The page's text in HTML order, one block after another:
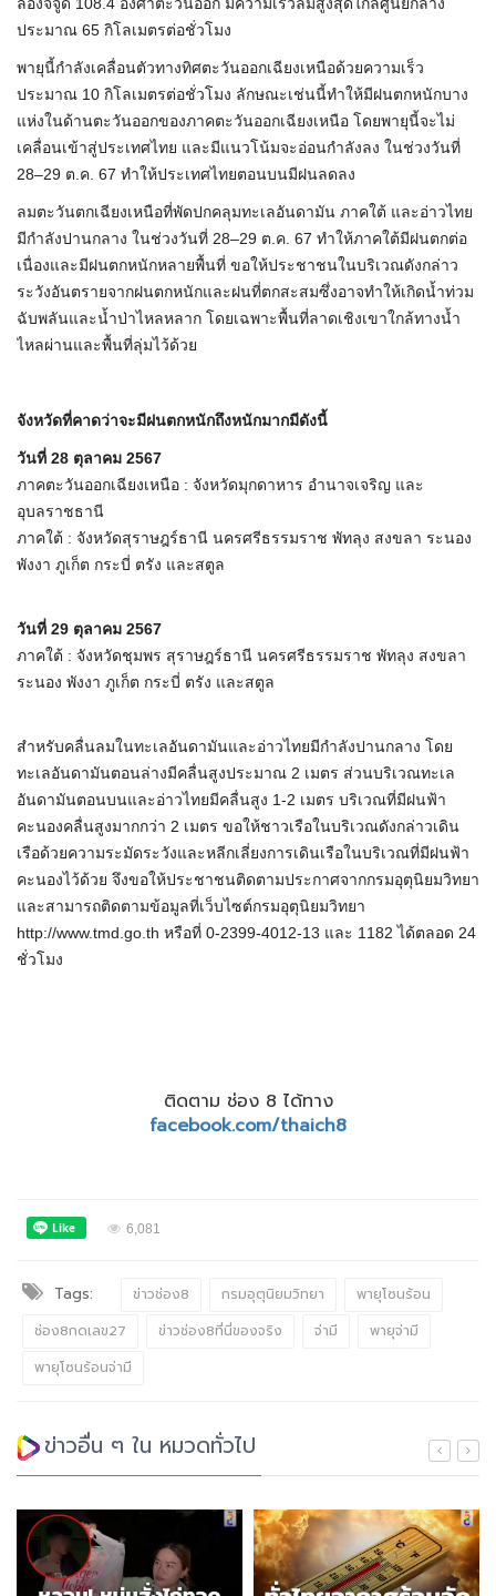
ลองจิจูด 108.4 องศาตะวันออก มีความเร็วลมสูงสุดใกล้ศูนย์กลาง
ประมาณ 65 กิโลเมตรต่อชั่วโมง
พายุนี้กำลังเคลื่อนตัวทางทิศตะวันออกเฉียงเหนือด้วยความเร็ว
ประมาณ 10 กิโลเมตรต่อชั่วโมง ลักษณะเช่นนี้ทำให้มีฝนตกหนักบาง
แห่งในด้านตะวันออกของภาคตะวันออกเฉียงเหนือ โดยพายุนี้จะไม่
เคลื่อนเข้าสู่ประเทศไทย และมีแนวโน้มจะอ่อนกำลังลง ในช่วงวันที่
28–29 ต.ค. 67 ทำให้ประเทศไทยตอนบนมีฝนลดลง
ลมตะวันตกเฉียงเหนือที่พัดปกคลุมทะเลอันดามัน ภาคใต้ และอ่าวไทย
มีกำลังปานกลาง ในช่วงวันที่ 28–29 ต.ค. 67 ทำให้ภาคใต้มีฝนตกต่อ
เนื่องและมีฝนตกหนักหลายพื้นที่ ขอให้ประชาชนในบริเวณดังกล่าว
ระวังอันตรายจากฝนตกหนักและฝนที่ตกสะสมซึ่งอาจทำให้เกิดน้ำท่วม
ฉับพลันและน้ำป่าไหลหลาก โดยเฉพาะพื้นที่ลาดเชิงเขาใกล้ทางน้ำ
ไหลผ่านและพื้นที่ลุ่มไว้ด้วย
จังหวัดที่คาดว่าจะมีฝนตกหนักถึงหนักมากมีดังนี้
วันที่ 28 ตุลาคม 2567
ภาคตะวันออกเฉียงเหนือ : จังหวัดมุกดาหาร อำนาจเจริญ และ
อุบลราชธานี
ภาคใต้ : จังหวัดสุราษฎร์ธานี นครศรีธรรมราช พัทลุง สงขลา ระนอง
พังงา ภูเก็ต กระบี่ ตรัง และสตูล
วันที่ 29 ตุลาคม 2567
ภาคใต้ : จังหวัดชุมพร สุราษฎร์ธานี นครศรีธรรมราช พัทลุง สงขลา
ระนอง พังงา ภูเก็ต กระบี่ ตรัง และสตูล
สำหรับคลื่นลมในทะเลอันดามันและอ่าวไทยมีกำลังปานกลาง โดย
ทะเลอันดามันตอนล่างมีคลื่นสูงประมาณ 2 เมตร ส่วนบริเวณทะเล
อันดามันตอนบนและอ่าวไทยมีคลื่นสูง 1-2 เมตร บริเวณที่มีฝนฟ้า
คะนองคลื่นสูงมากกว่า 2 เมตร ขอให้ชาวเรือในบริเวณดังกล่าวเดิน
เรือด้วยความระมัดระวังและหลีกเลี่ยงการเดินเรือในบริเวณที่มีฝนฟ้า
คะนองไว้ด้วย จึงขอให้ประชาชนติดตามประกาศจากกรมอุตุนิยมวิทยา
และสามารถติดตามข้อมูลที่เว็บไซต์กรมอุตุนิยมวิทยา
http://www.tmd.go.th หรือที่ 0-2399-4012-13 และ 1182 ได้ตลอด 24
ชั่วโมง
ติดตาม ช่อง 8 ได้ทาง
facebook.com/thaich8
6,081
Tags: ข่าวช่อง8 กรมอุตุนิยมวิทยา
พายุโซนร้อน
ช่อง8กดเลข27
ข่าวช่อง8ที่นี่ของจริง จ่ามี
พายุจ่ามี
พายุโซนร้อนจ่ามี
ข่าวอื่น ๆ ใน หมวดทั่วไป